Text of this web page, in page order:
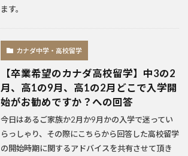
ます。
カナダ中学・高校留学
【卒業希望のカナダ高校留学】中3の2
月、高1の9月、高1の2月どこで入学開
始がお勧めですか？への回答
今日はあるご家族か2月か9月かの入学で迷ってい
らっしゃり、その際にこちらから回答した高校留学
の開始時期に関するアドバイスを共有させて頂き